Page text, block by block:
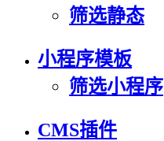
筛选静态
小程序模板
筛选小程序
CMS插件